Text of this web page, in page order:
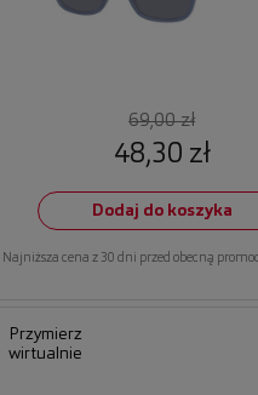
69,00 zł
48,30 zł
Dodaj do koszyka
Najniższa cena z 30 dni przed obecną
Przymierz
wirtualnie